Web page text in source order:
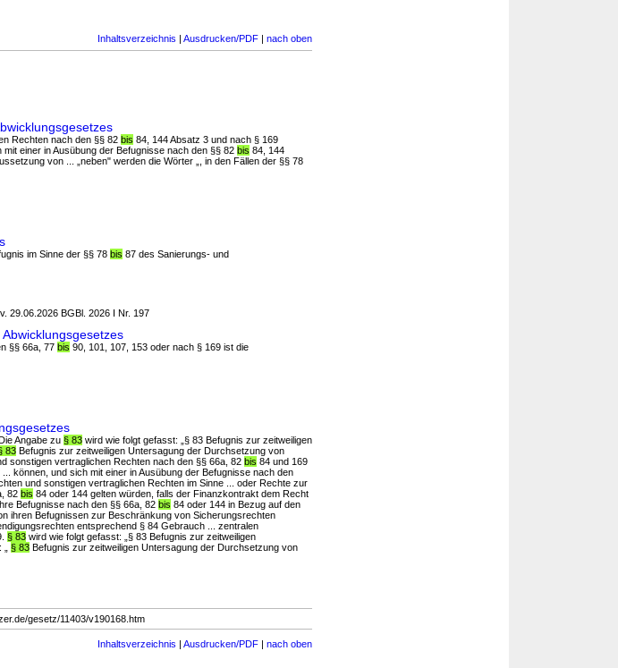
Inhaltsverzeichnis | Ausdrucken/PDF | nach oben
Rechten nach den §§ 82 bis 84, 144 Absatz 3 und nach § 169
einer in Ausübung der Befugnisse nach den §§ 82 bis 84, 144
von ... „neben" werden die Wörter „, in den Fällen der §§ 78
im Sinne der §§ 78 bis 87 des Sanierungs- und
29.06.2026 BGBl. 2026 I Nr. 197
§§ 66a, 77 bis 90, 101, 107, 153 oder nach § 169 ist die
Angabe zu § 83 wird wie folgt gefasst: „§ 83 Befugnis zur zeitweiligen
83 Befugnis zur zeitweiligen Untersagung der Durchsetzung von
sonstigen vertraglichen Rechten nach den §§ 66a, 82 bis 84 und 169
können, und sich mit einer in Ausübung der Befugnisse nach den
und sonstigen vertraglichen Rechten im Sinne ... oder Rechte zur
82 bis 84 oder 144 gelten würden, falls der Finanzkontrakt dem Recht
Befugnisse nach den §§ 66a, 82 bis 84 oder 144 in Bezug auf den
ihren Befugnissen zur Beschränkung von Sicherungsrechten
entsprechend § 84 Gebrauch ... zentralen
§ 83 wird wie folgt gefasst: „§ 83 Befugnis zur zeitweiligen
§ 83 Befugnis zur zeitweiligen Untersagung der Durchsetzung von
gesetz/11403/v190168.htm
Inhaltsverzeichnis | Ausdrucken/PDF | nach oben